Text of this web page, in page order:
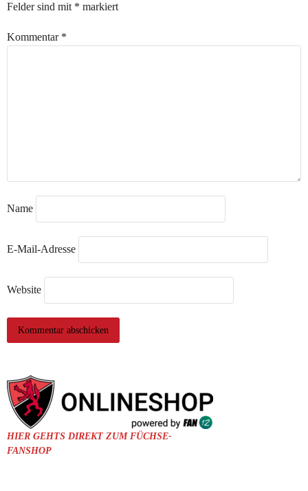
Felder sind mit * markiert
Kommentar *
Name
E-Mail-Adresse
Website
HIER GEHTS DIREKT ZUM FÜCHSE-
FANSHOP